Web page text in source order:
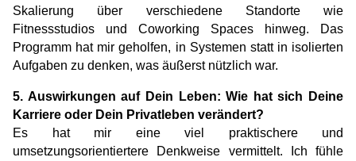
Skalierung über verschiedene Standorte wie
Fitnessstudios und Coworking Spaces hinweg. Das
Programm hat mir geholfen, in Systemen statt in isolierten
Aufgaben zu denken, was äußerst nützlich war.
5. Auswirkungen auf Dein Leben: Wie hat sich Deine
Karriere oder Dein Privatleben verändert?
Es hat mir eine viel praktischere und
umsetzungsorientiertere Denkweise vermittelt. Ich fühle